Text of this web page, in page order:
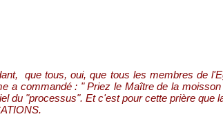
que tous, oui, que tous les membres de
a commandé : " Priez le Maître de la
du "processus". Et c'est pour cette prière que